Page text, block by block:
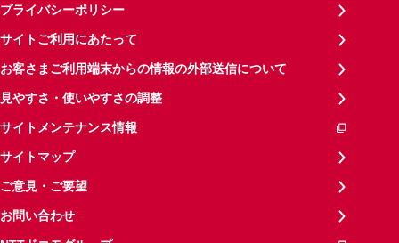
プライバシーポリシー
サイトご利用にあたって
お客さまご利用端末からの情報の外部送信について
見やすさ・使いやすさの調整
サイトメンテナンス情報
サイトマップ
ご意見・ご要望
お問い合わせ